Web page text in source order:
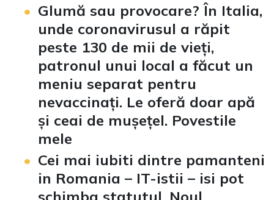
Glumă sau provocare? În Italia,
unde coronavirusul a răpit
peste 130 de mii de vieți,
patronul unui local a făcut un
meniu separat pentru
nevaccinați. Le oferă doar apă
și ceai de mușețel. Povestile
mele
Cei mai iubiti dintre pamanteni
in Romania – IT-istii – isi pot
schimba statutul. Noul